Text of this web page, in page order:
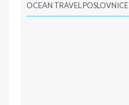
OCEAN TRAVEL POSLOVNICE